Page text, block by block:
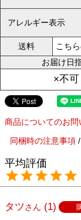
アレルギー表示
送料 こち
お届け日
×不可
商品についてのお問
同梱時の注意事項/
タツ 1